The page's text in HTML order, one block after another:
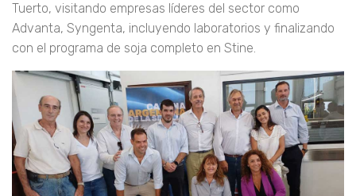
Tuerto, visitando empresas líderes del sector como
Advanta, Syngenta, incluyendo laboratorios y finalizando
con el programa de soja completo en Stine.